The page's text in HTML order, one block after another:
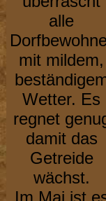
alle
mit mildem,
Wetter. Es
regnet
damit das
Getreide
wächst.
Im Mai ist